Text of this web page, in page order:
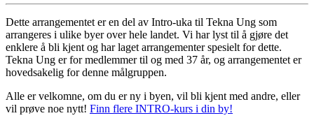
Dette arrangementet er en del av Intro-uka til Tekna Ung som
arrangeres i ulike byer over hele landet. Vi har lyst til å gjøre det
enklere å bli kjent og har laget arrangementer spesielt for dette.
Tekna Ung er for medlemmer til og med 37 år, og arrangementet er
hovedsakelig for denne målgruppen.
Alle er velkomne, om du er ny i byen, vil bli kjent med andre, eller
vil prøve noe nytt! Finn flere INTRO-kurs i din by!